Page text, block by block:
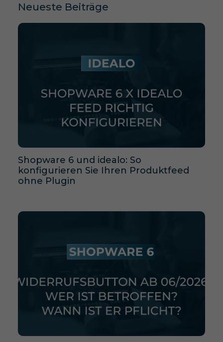
Neueste Beiträge
Shopware 6 und idealo: So
konfigurieren Sie Ihren Produktfeed
ohne Plugin